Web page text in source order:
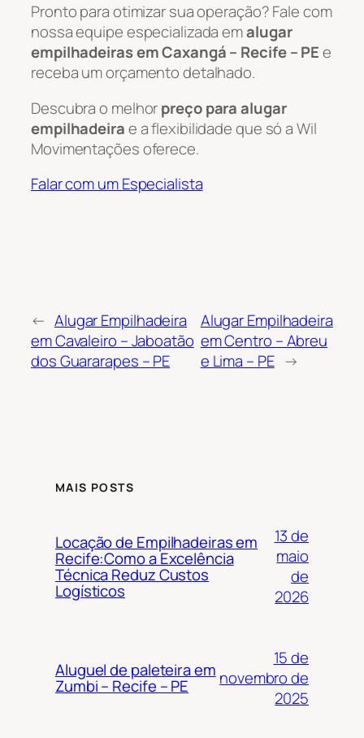
Pronto para otimizar sua operação? Fale com
nossa equipe especializada emalugar
empilhadeiras em Caxangá – Recife – PEe
receba um orçamento detalhado.
Descubra o melhorpreço para alugar
empilhadeirae a flexibilidade que só a Wil
Movimentações oferece.
Falar com um Especialista
← Alugar Empilhadeira
em Cavaleiro – Jaboatão
dos Guararapes – PE
Alugar Empilhadeira
em Centro – Abreu
e Lima – PE →
MAIS POSTS
Locação de Empilhadeiras em
Recife:Como a Excelência
Técnica Reduz Custos
Logísticos
13 de
maio
de
2026
Aluguel de paleteira em
Zumbi – Recife – PE
15 de
novembro de
2025